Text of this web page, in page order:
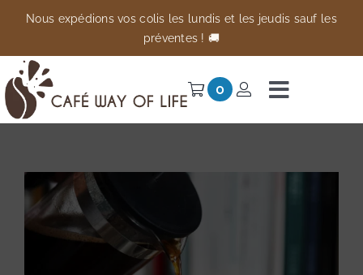
Passer
contenu
Nous expédions vos colis les lundis et les jeudis sauf les
préventes ! 🚚
0
à
Préventes
Anti-gaspi